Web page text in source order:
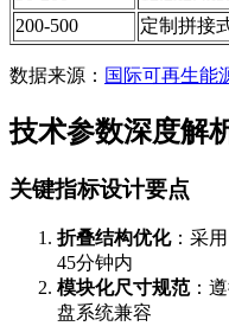
200-500
定制拼接
数据来源： 国际可再生能
技术参数深度解
关键指标设计要点
折叠结构优化：采
45分钟内
模块化尺寸规范：
盘系统兼容